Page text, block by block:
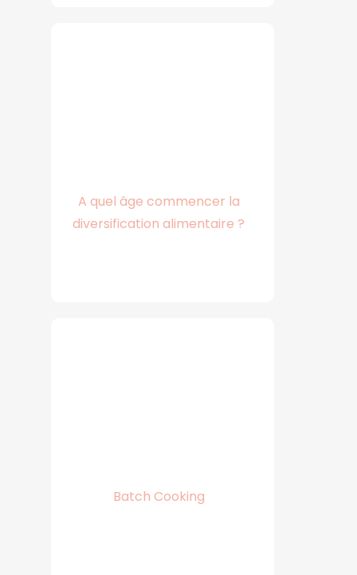
A quel âge commencer la
diversification alimentaire ?
Batch Cooking